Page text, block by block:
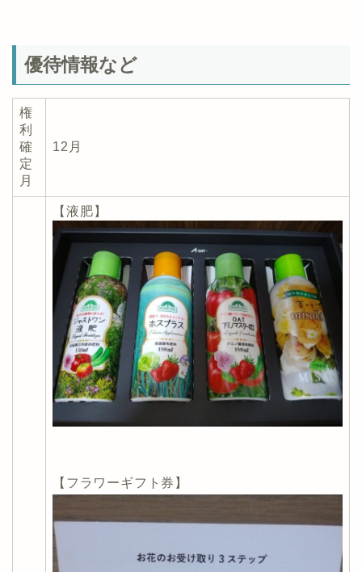
優待情報など
権
利
確
定
月
12月
【液肥】
【フラワーギフト券】